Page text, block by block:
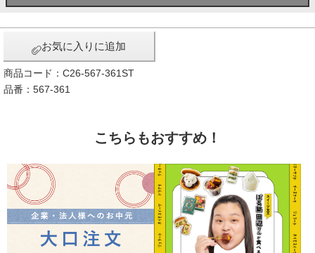
お気に入りに追加
商品コード：C26-567-361ST
品番：567-361
こちらもおすすめ！